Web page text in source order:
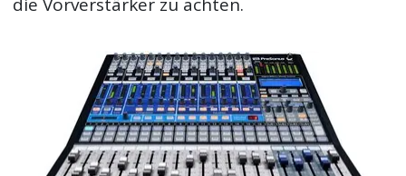
die Vorverstärker zu achten.